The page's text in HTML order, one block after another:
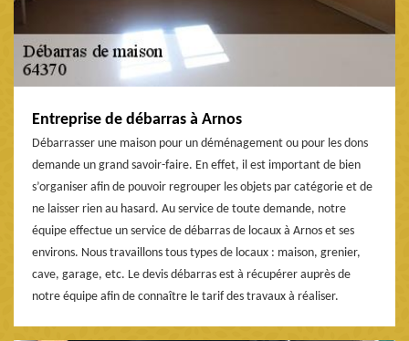
Entreprise de débarras à Arnos
Débarrasser une maison pour un déménagement ou pour les dons
demande un grand savoir-faire. En effet, il est important de bien
s’organiser afin de pouvoir regrouper les objets par catégorie et de
ne laisser rien au hasard. Au service de toute demande, notre
équipe effectue un service de débarras de locaux à Arnos et ses
environs. Nous travaillons tous types de locaux : maison, grenier,
cave, garage, etc. Le devis débarras est à récupérer auprès de
notre équipe afin de connaître le tarif des travaux à réaliser.